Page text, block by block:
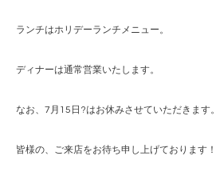
ランチはホリデーランチメニュー。
ディナーは通常営業いたします。
なお、7月15日?はお休みさせていただきます。
皆様の、ご来店をお待ち申し上げております！